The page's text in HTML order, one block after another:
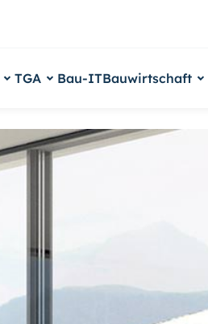
TGA Bau-ITBauwirtschaft